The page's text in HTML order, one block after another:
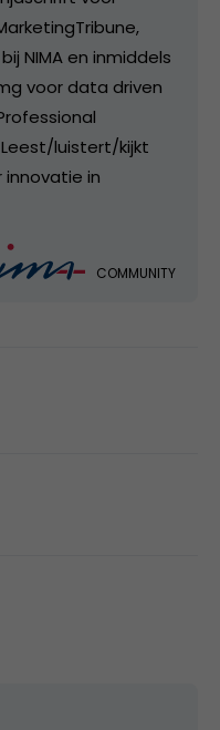
NIMA en inmiddels
voor data driven
luistert/kijkt
in
COMMUNITY